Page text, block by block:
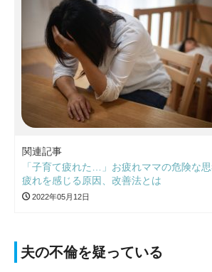
関連記事
「子育て疲れた…」お疲れママの危険な思
疲れを感じる原因、改善法とは
2022年05月12日
夫の不倫を疑っている